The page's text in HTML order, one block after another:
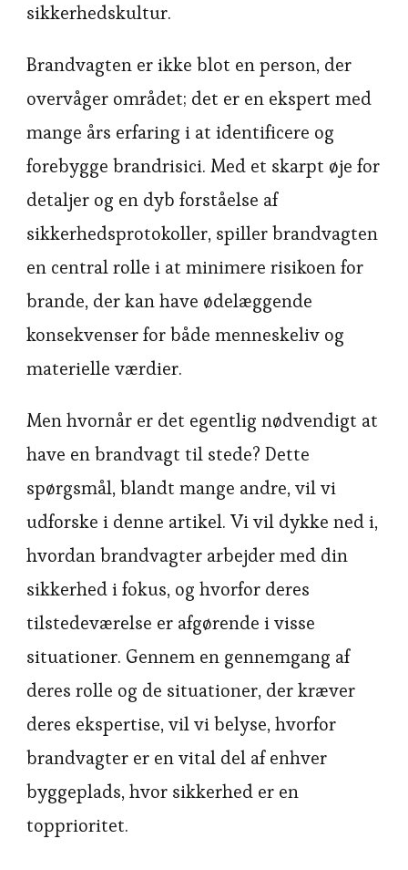
sikkerhedskultur.
Brandvagten er ikke blot en person, der
overvåger området; det er en ekspert med
mange års erfaring i at identificere og
forebygge brandrisici. Med et skarpt øje for
detaljer og en dyb forståelse af
sikkerhedsprotokoller, spiller brandvagten
en central rolle i at minimere risikoen for
brande, der kan have ødelæggende
konsekvenser for både menneskeliv og
materielle værdier.
Men hvornår er det egentlig nødvendigt at
have en brandvagt til stede? Dette
spørgsmål, blandt mange andre, vil vi
udforske i denne artikel. Vi vil dykke ned i,
hvordan brandvagter arbejder med din
sikkerhed i fokus, og hvorfor deres
tilstedeværelse er afgørende i visse
situationer. Gennem en gennemgang af
deres rolle og de situationer, der kræver
deres ekspertise, vil vi belyse, hvorfor
brandvagter er en vital del af enhver
byggeplads, hvor sikkerhed er en
topprioritet.